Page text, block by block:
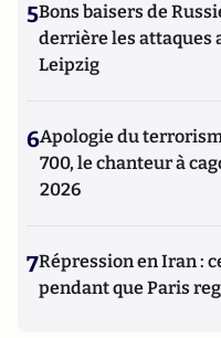
5Bons baisers de
derrière les attaques
Leipzig
6Apologie du
700, le chanteur à
2026
7Répression en Iran :
pendant que Paris